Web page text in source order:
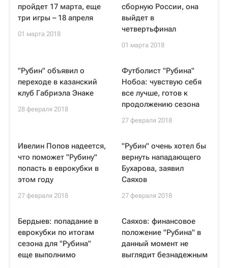
пройдет 17 марта, еще
три игры – 18 апреля
01 марта 2018
сборную России, она
выйдет в
четвертьфинал
01 марта 2018
"Рубин" объявил о
переходе в казанский
клуб Габриэла Энаке
28 февраля 2018
Футболист "Рубина"
Нобоа: чувствую себя
все лучше, готов к
продолжению сезона
27 февраля 2018
Ивелин Попов надеется,
что поможет "Рубину"
попасть в еврокубки в
этом году
27 февраля 2018
"Рубин" очень хотел бы
вернуть нападающего
Бухарова, заявил
Саяхов
27 февраля 2018
Бердыев: попадание в
еврокубки по итогам
сезона для "Рубина"
еще выполнимо
Саяхов: финансовое
положение "Рубина" в
данный момент не
выглядит безнадежным